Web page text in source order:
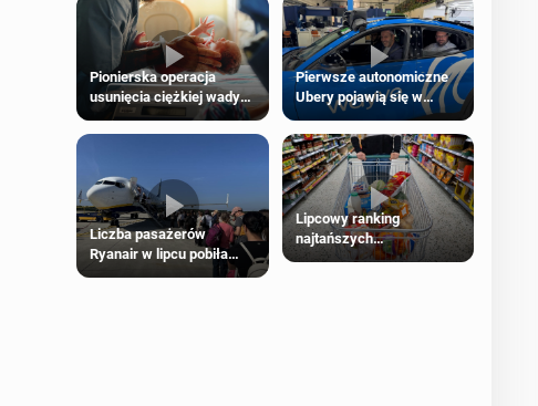
Pionierska operacja
usunięcia ciężkiej wady
wrodzonej płodu w łonie
matki
Pierwsze autonomiczne
Ubery pojawią się w
Londynie jeszcze tego
lata
Liczba pasażerów
Ryanair w lipcu pobiła
rekord
Lipcowy ranking
najtańszych
supermarketów